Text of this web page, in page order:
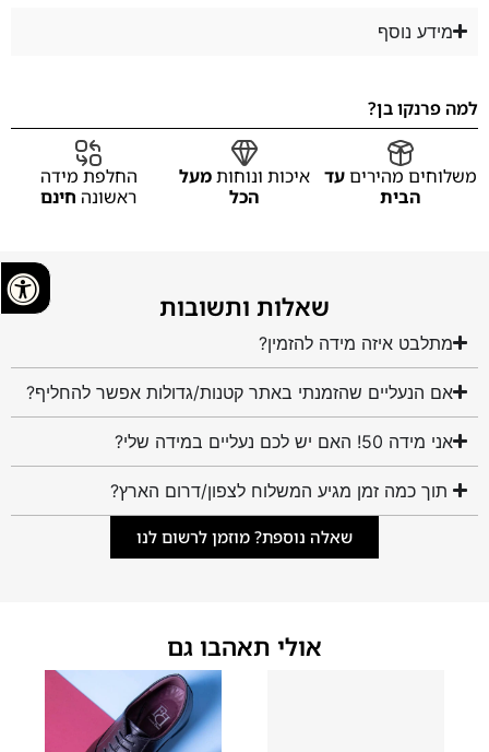
מידע נוסף
למה פרנקו בן?
משלוחים מהיריםעד
הבית
איכות ונוחותמעל
הכל
החלפת מידה
ראשונה חינם
שאלות ותשובות
מתלבט איזה מידה להזמין?
אם הנעליים שהזמנתי באתר קטנות/גדולות אפשר להחליף?
אני מידה 50! האם יש לכם נעליים במידה שלי?
תוך כמה זמן מגיע המשלוח לצפון/דרום הארץ?
שאלה נוספת? מוזמן לרשום לנו
אולי תאהבו גם